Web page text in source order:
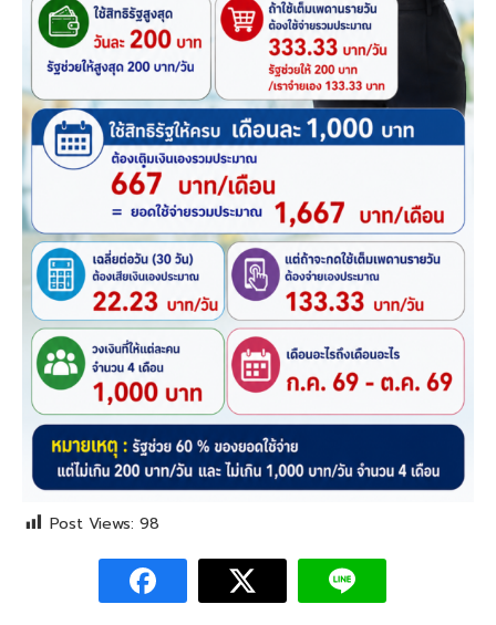
Post Views: 98